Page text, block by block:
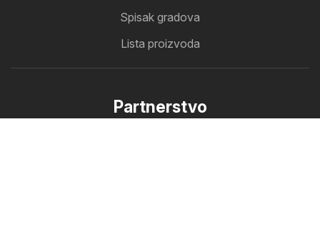
Spisak gradova
Lista proizvoda
Partnerstvo